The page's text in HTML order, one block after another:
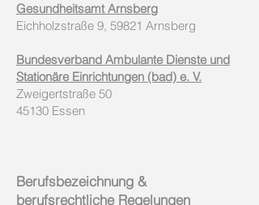
Gesundheitsamt Arnsberg
Eichholzstraße 9, 59821 Arnsberg
Bundesverband Ambulante Dienste und
Stationäre Einrichtungen (bad) e. V.
Zweigertstraße 50
45130 Essen
Berufsbezeichnung &
berufsrechtliche Regelungen